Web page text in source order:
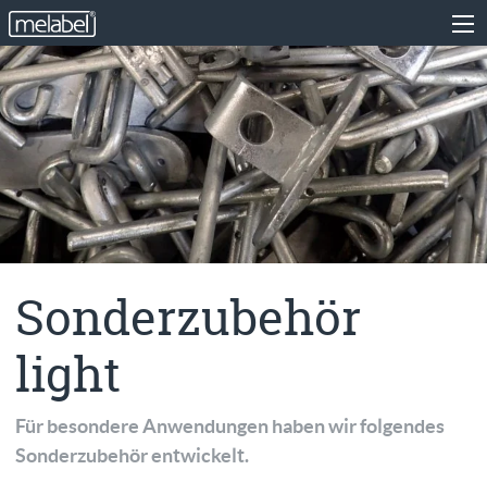
Sonderzubehör
light
Für besondere Anwendungen haben wir folgendes
Sonderzubehör entwickelt.